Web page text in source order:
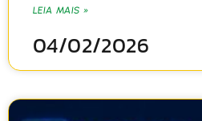
LEIA MAIS »
04/02/2026